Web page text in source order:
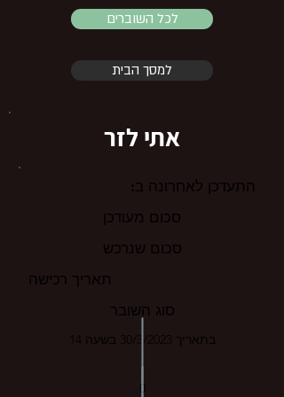
לכל השוברים
למסך הבית
אתי לזר
התעדכן לאחרונה ב:
סכום מעודכן
סכום שנרכש
תאריך רכישה
סוג השובר
בתאריך 30/3/2023 בשעה 14
0